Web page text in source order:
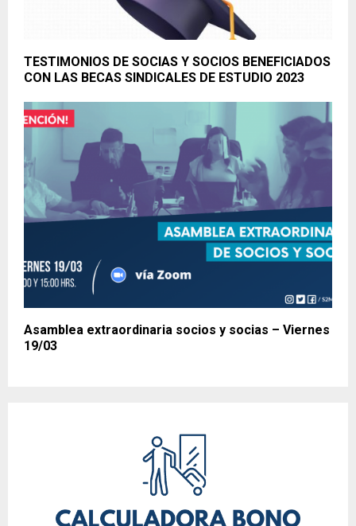
TESTIMONIOS DE SOCIAS Y SOCIOS BENEFICIADOS
CON LAS BECAS SINDICALES DE ESTUDIO 2023
Asamblea extraordinaria socios y socias – Viernes
19/03